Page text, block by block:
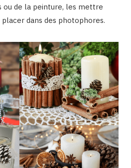
ou de la peinture, les mettre
dans des photophores.